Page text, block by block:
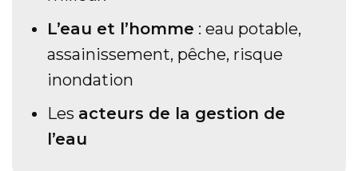
L’eau et l’homme : eau potable,
assainissement, pêche, risque
inondation
Les acteurs de la gestion de
l’eau